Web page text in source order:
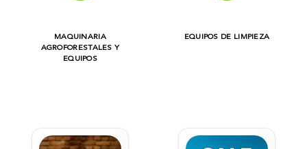
MAQUINARIA
AGROFORESTALES Y
EQUIPOS
EQUIPOS DE LIMPIEZA